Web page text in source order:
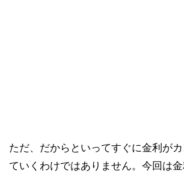
ただ、だからといってすぐに金利が
ていくわけではありません。今回は